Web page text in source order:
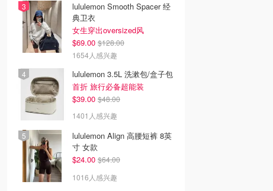
lululemon Smooth Spacer 经
典卫衣
女生穿出oversized风
$69.00 $128.00
1654人感兴趣
lululemon 3.5L 洗漱包/盒子包
首折 旅行必备超能装
$39.00 $48.00
1401人感兴趣
lululemon Align 高腰短裤 8英
寸 女款
$24.00 $64.00
1016人感兴趣